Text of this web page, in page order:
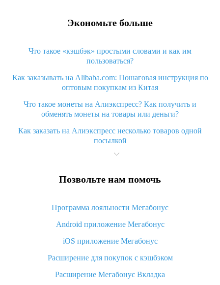
Экономьте больше
Что такое «кэшбэк» простыми словами и как им
пользоваться?
Как заказывать на Alibaba.com: Пошаговая инструкция по
оптовым покупкам из Китая
Что такое монеты на Алиэкспресс? Как получить и
обменять монеты на товары или деньги?
Как заказать на Алиэкспресс несколько товаров одной
посылкой
Что значит статус «Заказ закрыт» на Алиэкспресс и что
Что делать, если Алиэкспресс просит ввести паспортные
Как узнать, куда пришла посылка с Алиэкспресс
Вы отменили заказ на Алиэкспресс, когда вернут деньги?
Что такое баллы на Алиэкспресс, как их получить и
«AliExpress Standard Shipping»: что это за метод доставки и
как его отслеживать
Позвольте нам помочь
Программа лояльности Мегабонус
Android приложение Мегабонус
iOS приложение Мегабонус
Расширение для покупок с кэшбэком
Расширение Мегабонус Вкладка